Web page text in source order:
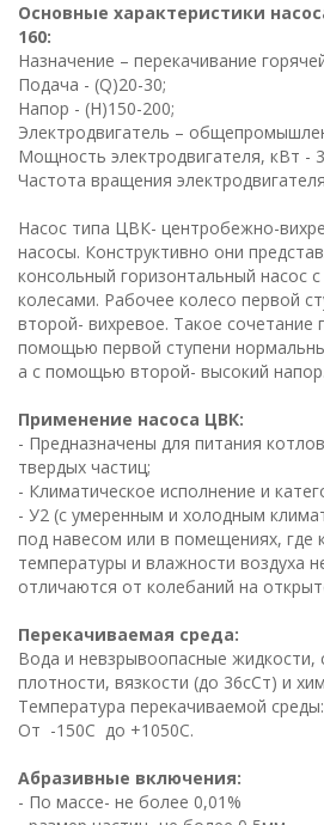
Основные характеристики
160:
Назначение – перекачивание
Подача - (Q)20-30;
Напор - (Н)150-200;
Электродвигатель –
Мощность электродвигателя, кВт -
Частота вращения
Насос типа ЦВК- центробежно-
насосы. Конструктивно они
консольный горизонтальный насос
колесами. Рабочее колесо первой
второй- вихревое. Такое сочетание
помощью первой ступени
а с помощью второй- высокий напор.
Применение насоса ЦВК:
- Предназначены для питания
твердых частиц;
- Климатическое исполнение и
- У2 (с умеренным и холодным
под навесом или в помещениях, где
температуры и влажности воздуха
отличаются от колебаний на
Перекачиваемая среда:
Вода и невзрывоопасные жидкости,
плотности, вязкости (до 36сСт) и
Температура перекачиваемой среды:
От -150С до +1050С.
Абразивные включения:
- По массе- не более 0,01%